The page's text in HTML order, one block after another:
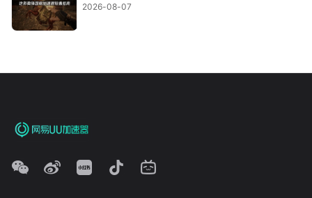
2026-08-07